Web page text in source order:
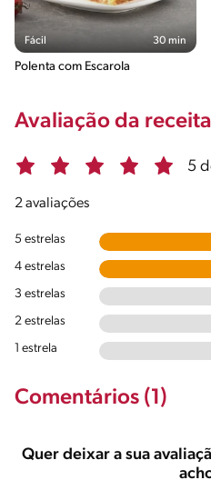
Fácil 30 min
Polenta com Escarola
Avaliação da
5
2 avaliações
5 estrelas
4 estrelas
3 estrelas
2 estrelas
1 estrela
Comentários (1)
Quer deixar a sua